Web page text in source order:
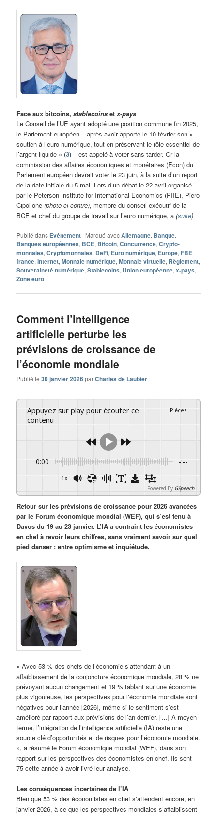
Face aux bitcoins,stablecoins etx-pays
Le Conseil de l’UE ayant adopté une position commune fin 2025,
le Parlement européen – après avoir apporté le 10 février son «
soutien à l’euro numérique, tout en préservant le rôle essentiel de
l’argent liquide » (3) – est appelé à voter sans tarder. Or la
commission des affaires économiques et monétaires (Econ) du
Parlement européen devrait voter le 23 juin, à la suite d’un report
de la date initiale du 5 mai. Lors d’un débat le 22 avril organisé
par le Peterson Institute for International Economics (PIIE), Piero
Cipollone(photo ci-contre), membre du conseil exécutif de la
BCE et chef du groupe de travail sur l’euro numérique, a(suite)
Publié dans Evénement | Marqué avecAllemagne, Banque,
Banques européennes, BCE, Bitcoin,Concurrence,Crypto-
monnaies,Cryptomonnaies, DeFi, Euro numérique, Europe, FBE,
france,Internet,Monnaie numérique,Monnaie virtuelle, Règlement,
Souveraineté numérique,Stablecoins, Union européenne,x-pays,
Zone euro
Comment l’intelligence
artificielle perturbe les
prévisions de croissance de
l’économie mondiale
Publié le30 janvier 2026parCharles de Laubier
Appuyez sur play pour écouter ce
contenu
Pièces:-
0:00 -:--
1x
Powered By GSpeech
Retour sur les prévisions de croissance pour 2026 avancées
par le Forum économique mondial (WEF), qui s’est tenu à
Davos du 19 au 23 janvier. L’IA a contraint les économistes
en chef à revoir leurs chiffres, sans vraiment savoir sur quel
pied danser : entre optimisme et inquiétude.
« Avec 53 % des chefs de l’économie s’attendant à un
affaiblissement de la conjoncture économique mondiale, 28 % ne
prévoyant aucun changement et 19 % tablant sur une économie
plus vigoureuse, les perspectives pour l’économie mondiale sont
négatives pour l’année [2026], même si le sentiment s’est
amélioré par rapport aux prévisions de l’an dernier. […] A moyen
terme, l’intégration de l’intelligence artificielle (IA) reste une
source clé d’opportunités et de risques pour l’économie mondiale.
», a résumé le Forum économique mondial (WEF), dans son
rapport sur les perspectives des économistes en chef. Ils sont
75 cette année à avoir livré leur analyse.
Les conséquences incertaines de l’IA
Bien que 53 % des économistes en chef s’attendent encore, en
janvier 2026, à ce que les perspectives mondiales s’affaiblissent